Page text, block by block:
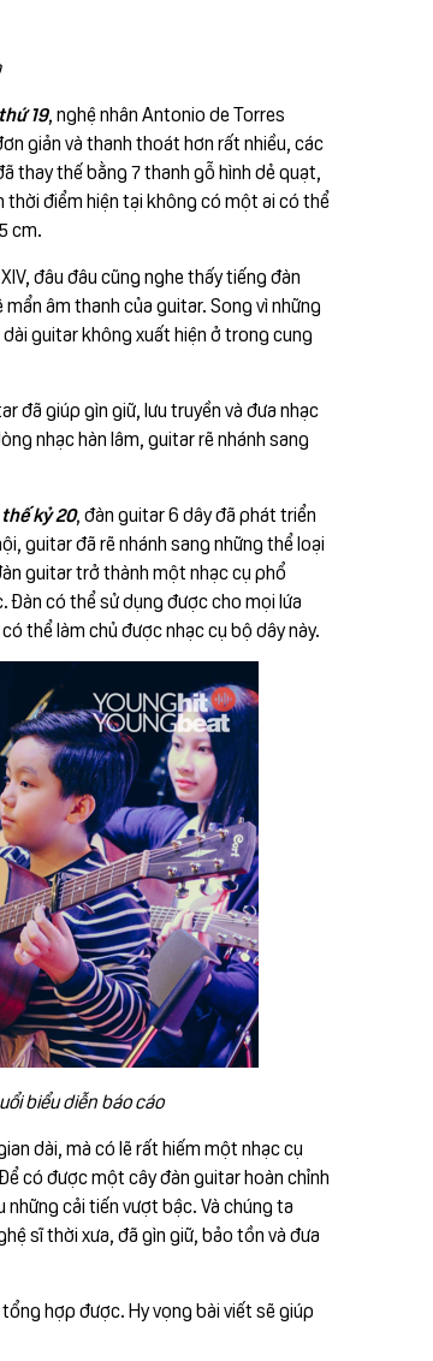
19, nghệ nhân Antonio de Torres
giản và thanh thoát hơn rất nhiều, các
thay thế bằng 7 thanh gỗ hình dẻ quạt,
thời điểm hiện tại không có một ai có thể
cm.
đâu đâu cũng nghe thấy tiếng đàn
âm thanh của guitar. Song vì những
guitar không xuất hiện ở trong cung
đã giúp gìn giữ, lưu truyền và đưa nhạc
nhạc hàn lâm, guitar rẽ nhánh sang
thế kỷ 20, đàn guitar 6 dây đã phát triển
guitar đã rẽ nhánh sang những thể loại
guitar trở thành một nhạc cụ phổ
có thể sử dụng được cho mọi lứa
thể làm chủ được nhạc cụ bộ dây này.
biểu diễn báo cáo
dài, mà có lẽ rất hiếm một nhạc cụ
có được một cây đàn guitar hoàn chỉnh
cải tiến vượt bậc. Và chúng ta
sĩ thời xưa, đã gìn giữ, bảo tồn và đưa
hợp được. Hy vọng bài viết sẽ giúp